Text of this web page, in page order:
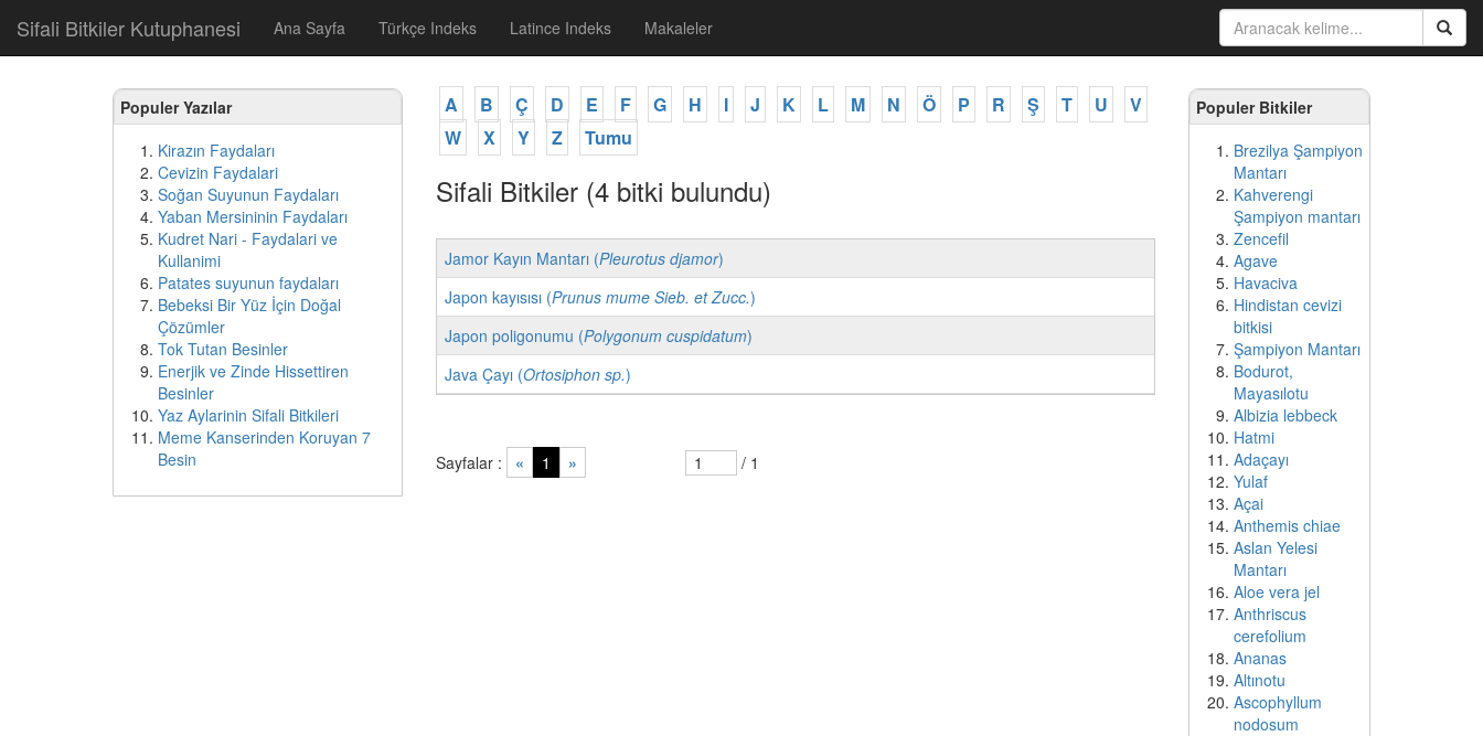
Sifali Bitkiler Kutuphanesi Ana Sayfa Türkçe Indeks Latince Indeks Makaleler
Populer Yazılar
Kirazın Faydaları
Cevizin Faydalari
Soğan Suyunun Faydaları
Yaban Mersininin Faydaları
Kudret Nari - Faydalari ve
Kullanimi
Patates suyunun faydaları
Bebeksi Bir Yüz İçin Doğal
Çözümler
Tok Tutan Besinler
Enerjik ve Zinde Hissettiren
Besinler
Yaz Aylarinin Sifali Bitkileri
Meme Kanserinden Koruyan 7
Besin
A B Ç D E F G H I J K L M N Ö P R Ş T U
V
W
X Y Z Tumu
Sifali Bitkiler (4 bitki bulundu)
Jamor Kayın Mantarı (Pleurotus djamor)
Japon kayısısı (Prunus mume Sieb. et Zucc.)
Japon poligonumu (Polygonum cuspidatum)
Java Çayı (Ortosiphon sp.)
Sayfalar : « 1 » / 1
Populer Bitkiler
Brezilya Şampiyon
Mantarı
Kahverengi
Şampiyon mantarı
Zencefil
Agave
Havaciva
Hindistan cevizi
bitkisi
Şampiyon Mantarı
Bodurot,
Mayasılotu
Albizia lebbeck
Hatmi
Adaçayı
Yulaf
Açai
Anthemis chiae
Aslan Yelesi
Mantarı
Aloe vera jel
Anthriscus
cerefolium
Ananas
Altınotu
Ascophyllum
nodosum